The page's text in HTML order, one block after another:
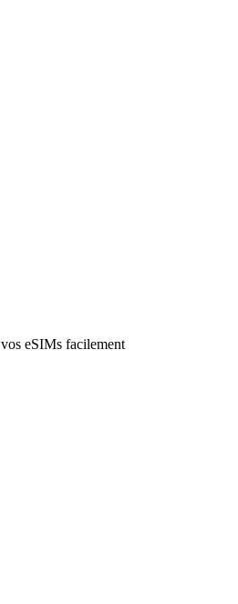
eSIMs facilement